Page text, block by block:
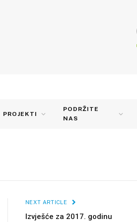
PROJEKTI
PODRŽITE
NAS
NEXT ARTICLE
Izvješće za 2017. godinu